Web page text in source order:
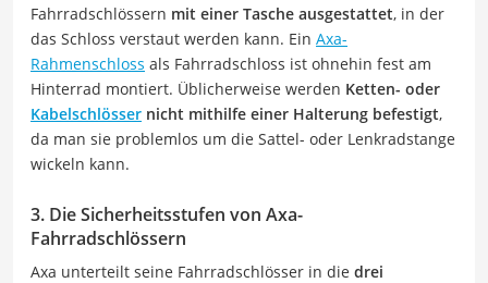
Fahrradschlössern mit einer Tasche ausgestattet, in der
das Schloss verstaut werden kann. Ein Axa-
Rahmenschloss als Fahrradschloss ist ohnehin fest am
Hinterrad montiert. Üblicherweise werden Ketten- oder
Kabelschlösser nicht mithilfe einer Halterung befestigt,
da man sie problemlos um die Sattel- oder Lenkradstange
wickeln kann.
3. Die Sicherheitsstufen von Axa-
Fahrradschlössern
Axa unterteilt seine Fahrradschlösser in die drei